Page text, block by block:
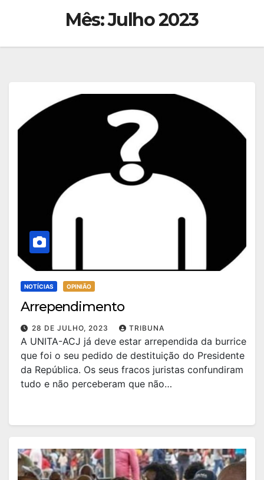
Mês:Julho 2023
NOTÍCIAS OPINIÃO
Arrependimento
28 DE JULHO, 2023 TRIBUNA
A UNITA-ACJ já deve estar arrependida da burrice
que foi o seu pedido de destituição do Presidente
da República. Os seus fracos juristas confundiram
tudo e não perceberam que não…